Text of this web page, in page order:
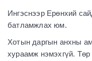
Ингэснээр Ерөнхий
батламжлах юм.
Хотын даргын анхны
хураамж нэмэхгүй. Төр